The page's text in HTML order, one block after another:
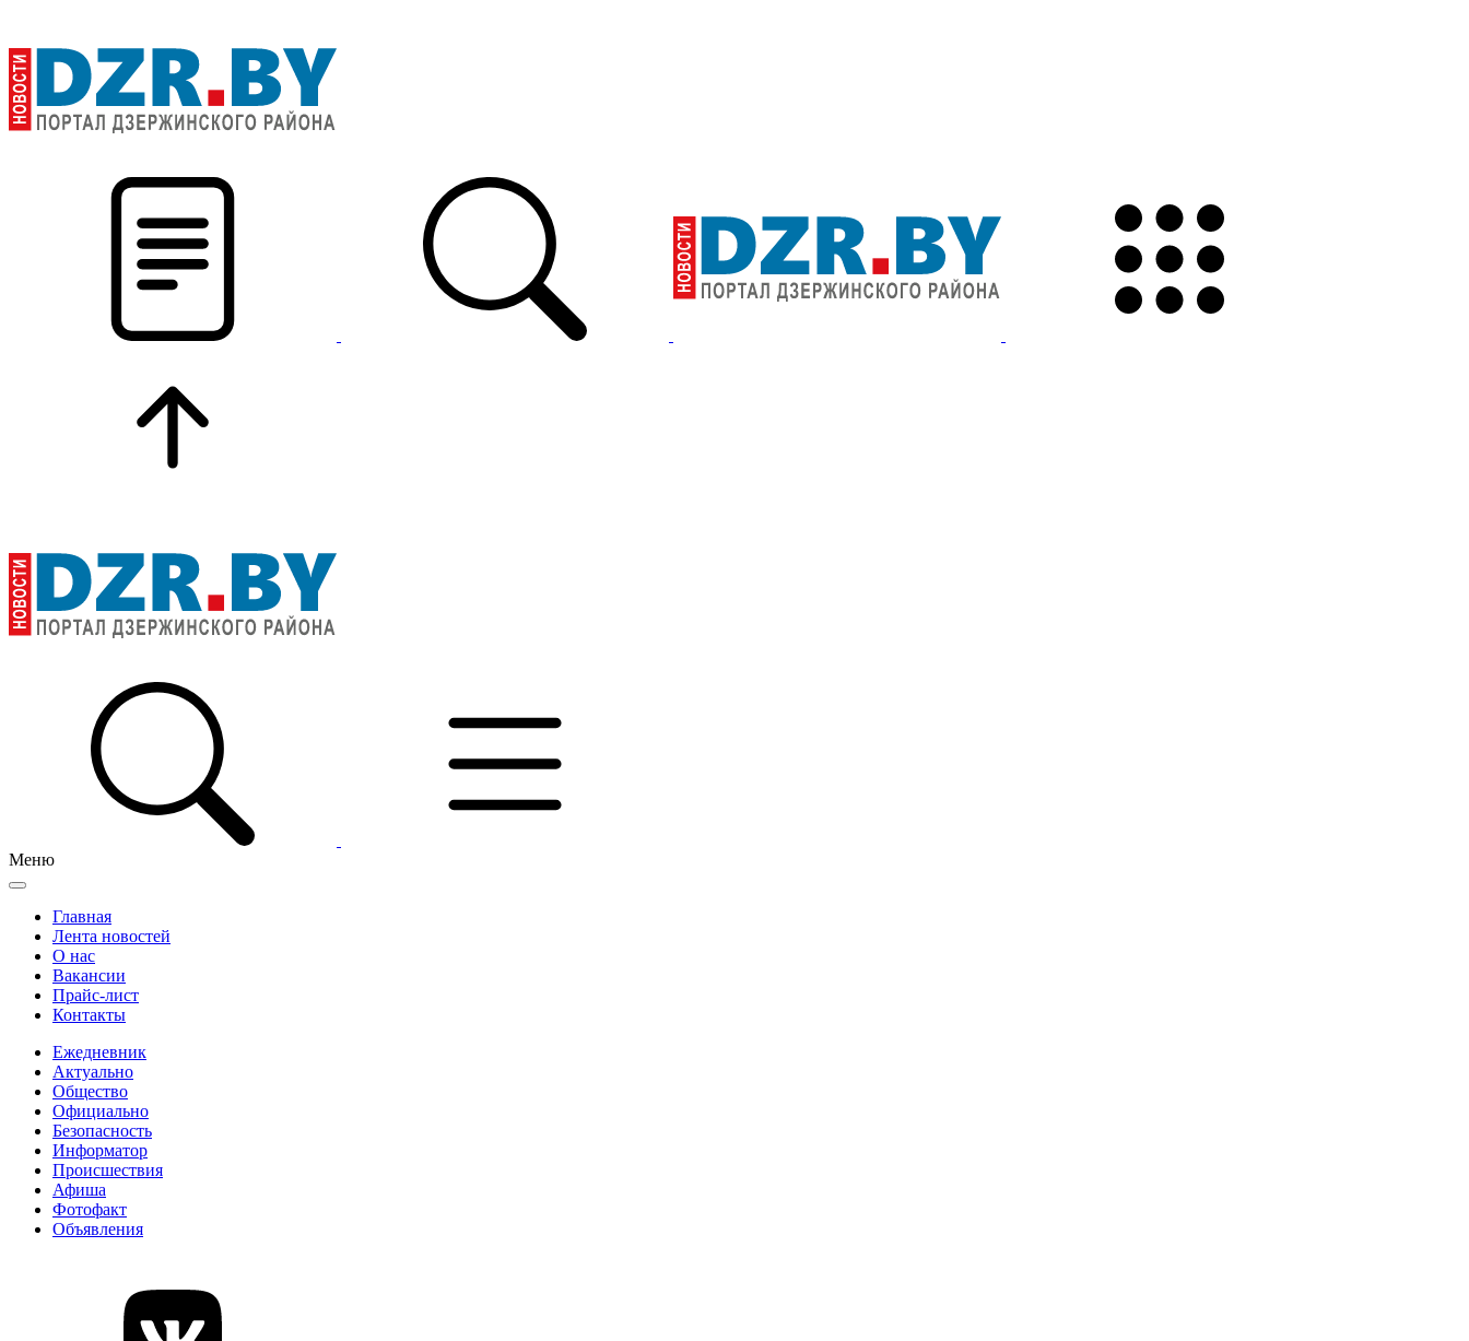
Меню
Главная
Лента новостей
О нас
Вакансии
Прайс-лист
Контакты
Ежедневник
Актуально
Общество
Официально
Безопасность
Информатор
Происшествия
Афиша
Фотофакт
Объявления